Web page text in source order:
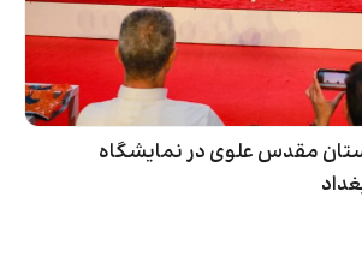
مقدس علوی در نمایشگاه